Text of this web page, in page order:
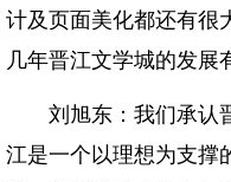
计及页面美化都还有很
几年晋江文学城的发展
刘旭东：我们承认晋
江是一个以理想为支撑